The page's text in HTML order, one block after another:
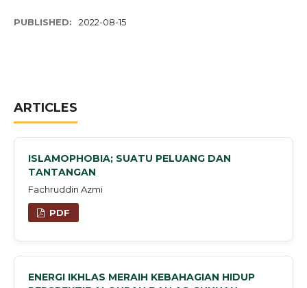
PUBLISHED: 2022-08-15
ARTICLES
ISLAMOPHOBIA; SUATU PELUANG DAN
TANTANGAN
Fachruddin Azmi
PDF
ENERGI IKHLAS MERAIH KEBAHAGIAN HIDUP